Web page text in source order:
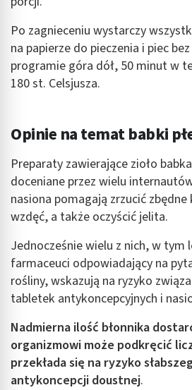
Po zagnieceniu wystarczy
na papierze do pieczenia i piec
programie góra dół, 50 minut w
180 st. Celsjusza.
Opinie na temat babki
Preparaty zawierające zioło
doceniane przez wielu
nasiona pomagają zrzucić
wzdęć, a także oczyścić jelita.
Jednocześnie wielu z nich, w tym
farmaceuci odpowiadający na
rośliny, wskazują na ryzyko
tabletek antykoncepcyjnych i
Nadmierna ilość błonnika
organizmowi może podkręcić
przekłada się na ryzyko
antykoncepcji doustnej.